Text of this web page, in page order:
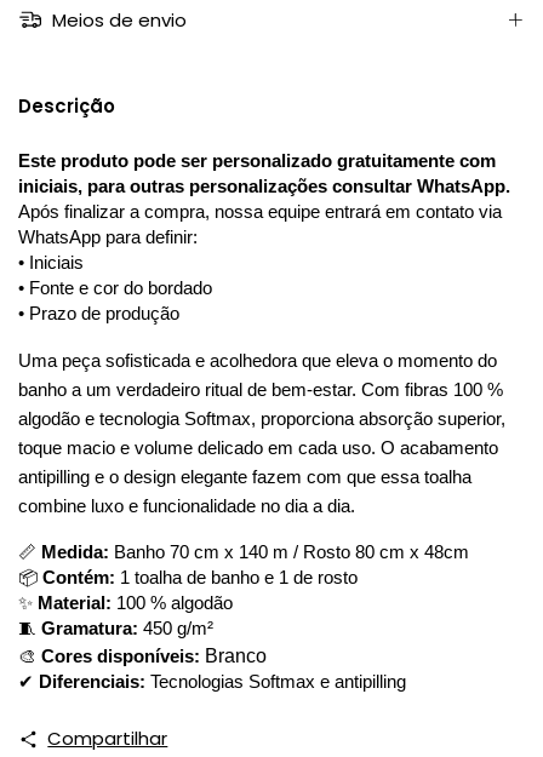
Meios de envio
Descrição
Este produto pode ser personalizado gratuitamente com
iniciais, para outras personalizações consultar WhatsApp.
Após finalizar a compra, nossa equipe entrará em contato via
WhatsApp para definir:
• Iniciais
• Fonte e cor do bordado
• Prazo de produção
Uma peça sofisticada e acolhedora que eleva o momento do
banho a um verdadeiro ritual de bem-estar. Com fibras 100 %
algodão e tecnologia Softmax, proporciona absorção superior,
toque macio e volume delicado em cada uso. O acabamento
antipilling e o design elegante fazem com que essa toalha
combine luxo e funcionalidade no dia a dia.
📏 Medida: Banho 70 cm x 140 m / Rosto 80 cm x 48cm
📦 Contém: 1 toalha de banho e 1 de rosto
✨ Material: 100 % algodão
🧵 Gramatura: 450 g/m²
🎨 Cores disponíveis: Branco
✔ Diferenciais: Tecnologias Softmax e antipilling
Compartilhar